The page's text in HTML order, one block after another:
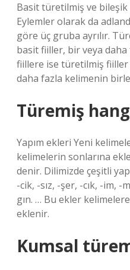
Basit türetilmiş ve
Eylemler olarak da
göre üç gruba ayrılır.
basit fiiller, bir veya
fiillere ise türetilmiş
daha fazla kelimenin
Türemiş
Yapım ekleri Yeni
kelimelerin sonlarına
denir. Dilimizde çeşitli
-cik, -sız, -şer, -cık, -im, -
gın. … Bu ekler
eklenir.
Kumsal